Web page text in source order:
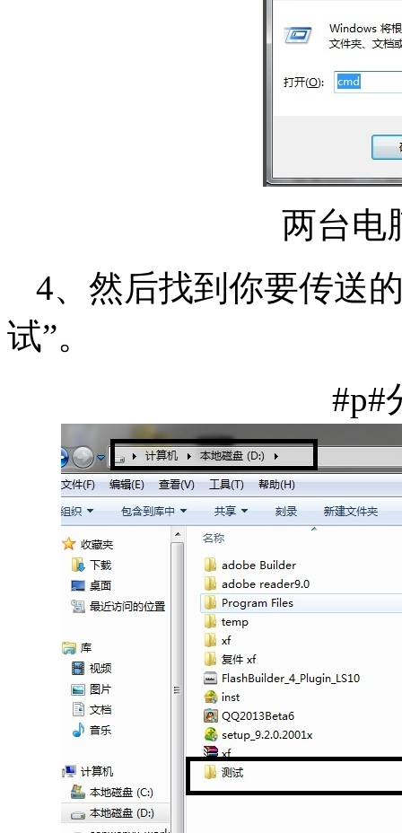
两台电
4、然后找到你要传送
试”。
#p#